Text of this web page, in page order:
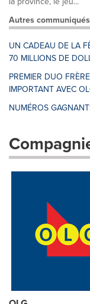
Autres
UN CADEAU DE LA
70 MILLIONS DE
PREMIER DUO
IMPORTANT AVEC
NUMÉROS